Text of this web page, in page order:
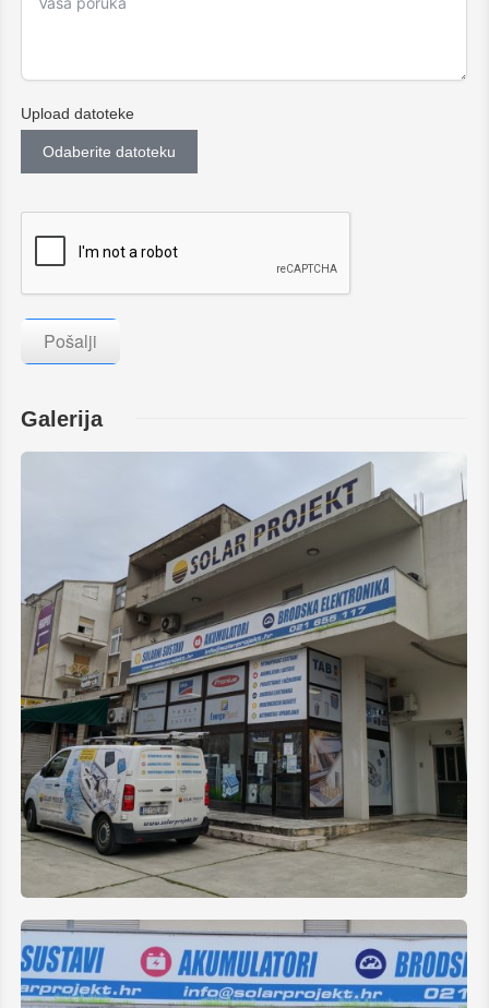
Upload datoteke
Odaberite datoteku
Pošalji
Galerija